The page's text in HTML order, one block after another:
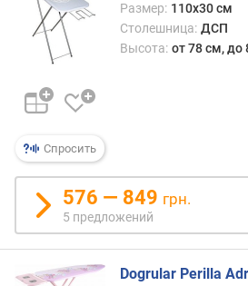
Спросить
Размер: 110х30 см
Столешница: ДСП
Высота: от 78 см, до
576 — 849 грн.
5 предложений
Dogrular Perilla